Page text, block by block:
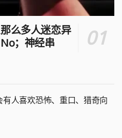
么多人迷恋异
；神经串
有人喜欢恐怖、重口、猎奇向